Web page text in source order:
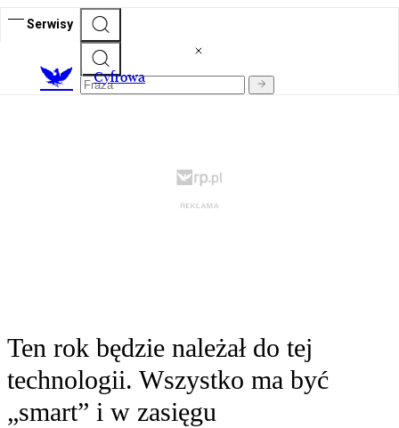
Serwisy
Cyfrowa
Ten rok będzie należał do tej
technologii. Wszystko ma być
„smart” i w zasięgu